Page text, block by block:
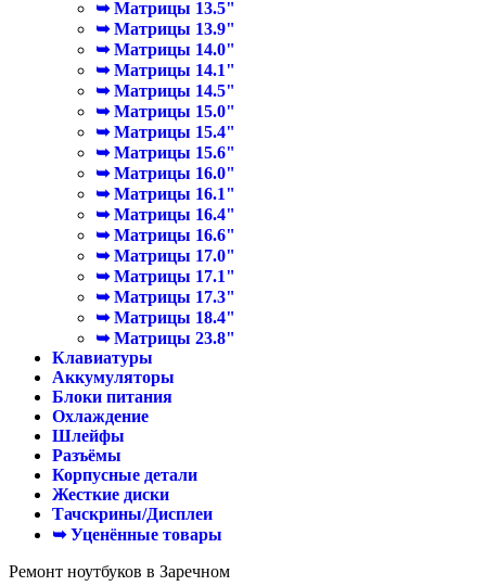
➥ Матрицы 13.5"
➥ Матрицы 13.9"
➥ Матрицы 14.0"
➥ Матрицы 14.1"
➥ Матрицы 14.5"
➥ Матрицы 15.0"
➥ Матрицы 15.4"
➥ Матрицы 15.6"
➥ Матрицы 16.0"
➥ Матрицы 16.1"
➥ Матрицы 16.4"
➥ Матрицы 16.6"
➥ Матрицы 17.0"
➥ Матрицы 17.1"
➥ Матрицы 17.3"
➥ Матрицы 18.4"
➥ Матрицы 23.8"
Клавиатуры
Аккумуляторы
Блоки питания
Охлаждение
Шлейфы
Разъёмы
Корпусные детали
Жесткие диски
Тачскрины/Дисплеи
➥ Уценённые товары
Ремонт ноутбуков в Заречном